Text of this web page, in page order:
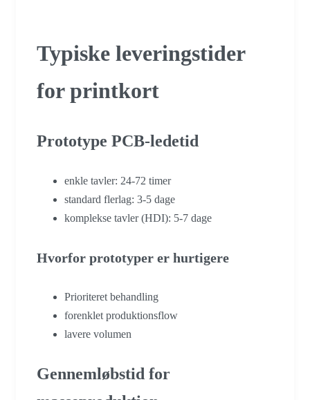
Typiske leveringstider
for printkort
Prototype PCB-ledetid
enkle tavler: 24-72 timer
standard flerlag: 3-5 dage
komplekse tavler (HDI): 5-7 dage
Hvorfor prototyper er hurtigere
Prioriteret behandling
forenklet produktionsflow
lavere volumen
Gennemløbstid for